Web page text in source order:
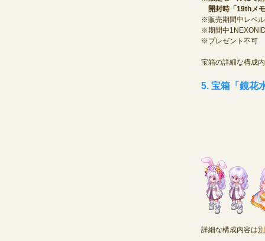
開封時「19thメ
※販売期間中レベ
※期間中
※プレゼント不可
宝箱の詳細な構成
5. 宝箱「鏡花
詳細な構成内容は